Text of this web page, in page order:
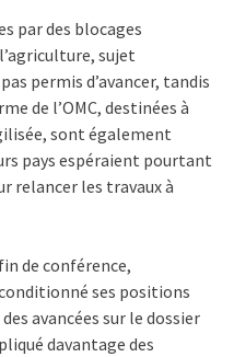
par des blocages
sujet
permis d’avancer, tandis
de l’OMC, destinées à
sont également
pays espéraient pourtant
relancer les travaux à
de conférence,
ses positions
avancées sur le dossier
davantage des